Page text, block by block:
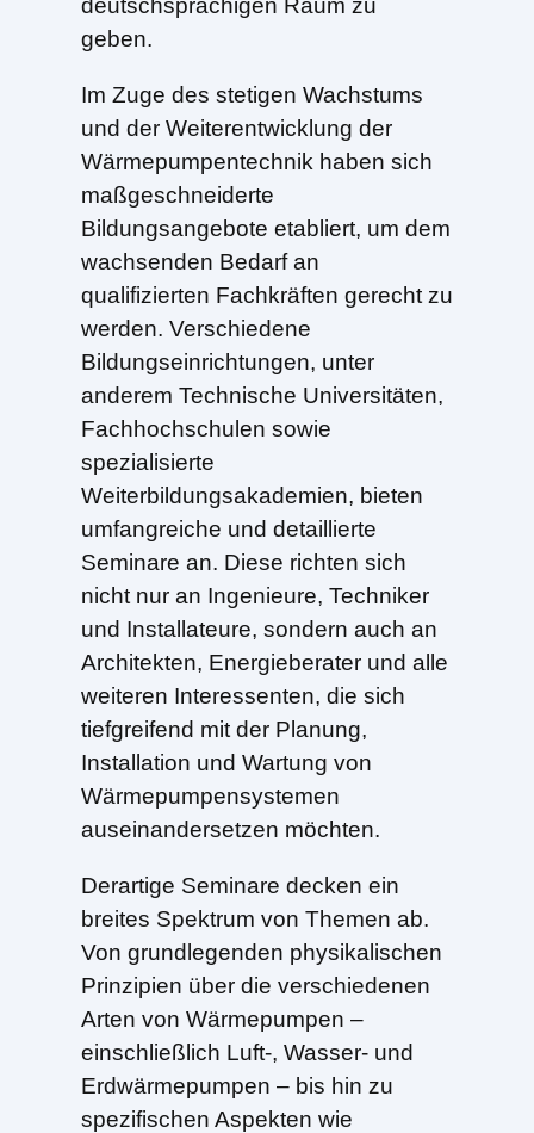
deutschsprachigen Raum zu
geben.
Im Zuge des stetigen Wachstums
und der Weiterentwicklung der
Wärmepumpentechnik haben sich
maßgeschneiderte
Bildungsangebote etabliert, um dem
wachsenden Bedarf an
qualifizierten Fachkräften gerecht zu
werden. Verschiedene
Bildungseinrichtungen, unter
anderem Technische Universitäten,
Fachhochschulen sowie
spezialisierte
Weiterbildungsakademien, bieten
umfangreiche und detaillierte
Seminare an. Diese richten sich
nicht nur an Ingenieure, Techniker
und Installateure, sondern auch an
Architekten, Energieberater und alle
weiteren Interessenten, die sich
tiefgreifend mit der Planung,
Installation und Wartung von
Wärmepumpensystemen
auseinandersetzen möchten.
Derartige Seminare decken ein
breites Spektrum von Themen ab.
Von grundlegenden physikalischen
Prinzipien über die verschiedenen
Arten von Wärmepumpen –
einschließlich Luft-, Wasser- und
Erdwärmepumpen – bis hin zu
spezifischen Aspekten wie